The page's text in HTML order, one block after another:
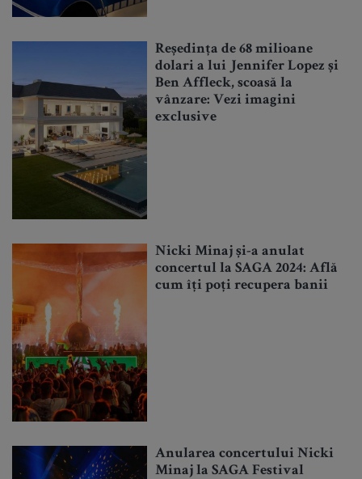
Reședința de 68 milioane
dolari a lui Jennifer Lopez și
Ben Affleck, scoasă la
vânzare: Vezi imagini
exclusive
Nicki Minaj și-a anulat
concertul la SAGA 2024: Află
cum îți poți recupera banii
Anularea concertului Nicki
Minaj la SAGA Festival